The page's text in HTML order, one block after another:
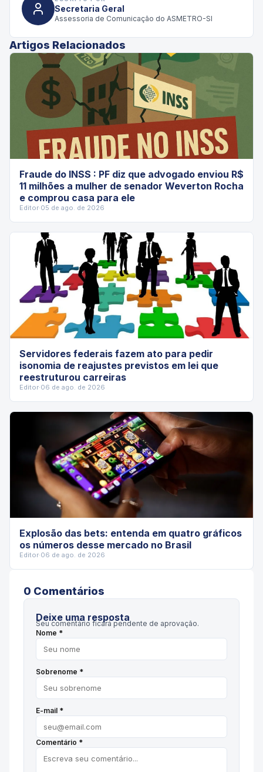
Secretaria Geral
Assessoria de Comunicação do ASMETRO-SI
Artigos Relacionados
Fraude do INSS : PF diz que advogado enviou R$
11 milhões a mulher de senador Weverton Rocha
e comprou casa para ele
Editor·05 de ago. de 2026
Servidores federais fazem ato para pedir
isonomia de reajustes previstos em lei que
reestruturou carreiras
Editor·06 de ago. de 2026
Explosão das bets: entenda em quatro gráficos
os números desse mercado no Brasil
Editor·06 de ago. de 2026
0 Comentários
Deixe uma resposta
Seu comentário ficará pendente de aprovação.
Nome *
Sobrenome *
E-mail *
Comentário *